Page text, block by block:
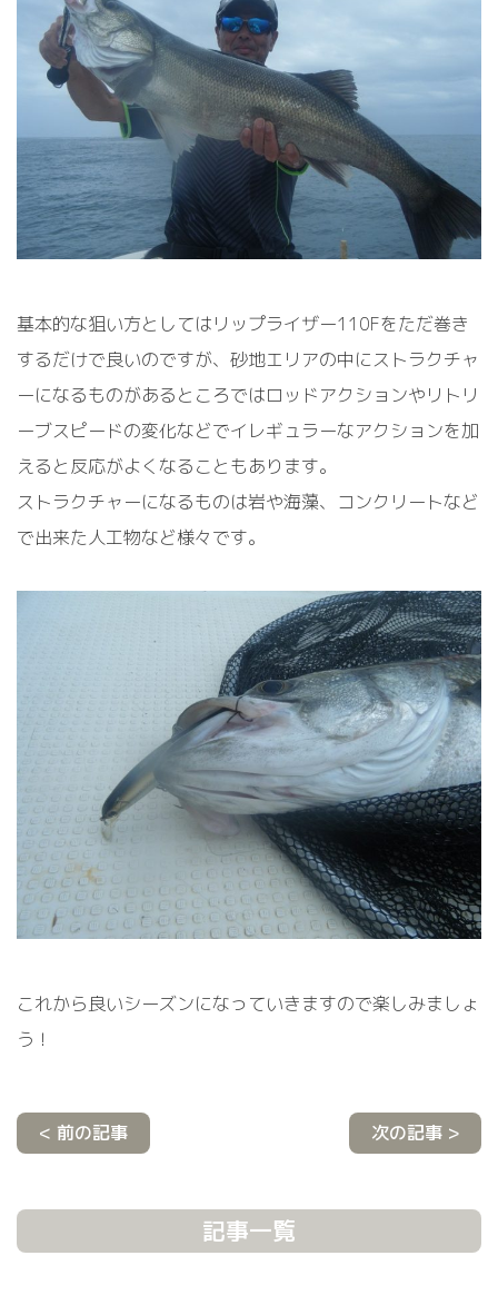
基本的な狙い方としてはリップライザー110Fをただ巻き
するだけで良いのですが、砂地エリアの中にストラクチャ
ーになるものがあるところではロッドアクションやリトリ
ーブスピードの変化などでイレギュラーなアクションを加
えると反応がよくなることもあります。
ストラクチャーになるものは岩や海藻、コンクリートなど
で出来た人工物など様々です。
これから良いシーズンになっていきますので楽しみましょ
う！
< 前の記事 次の記事 >
記事一覧